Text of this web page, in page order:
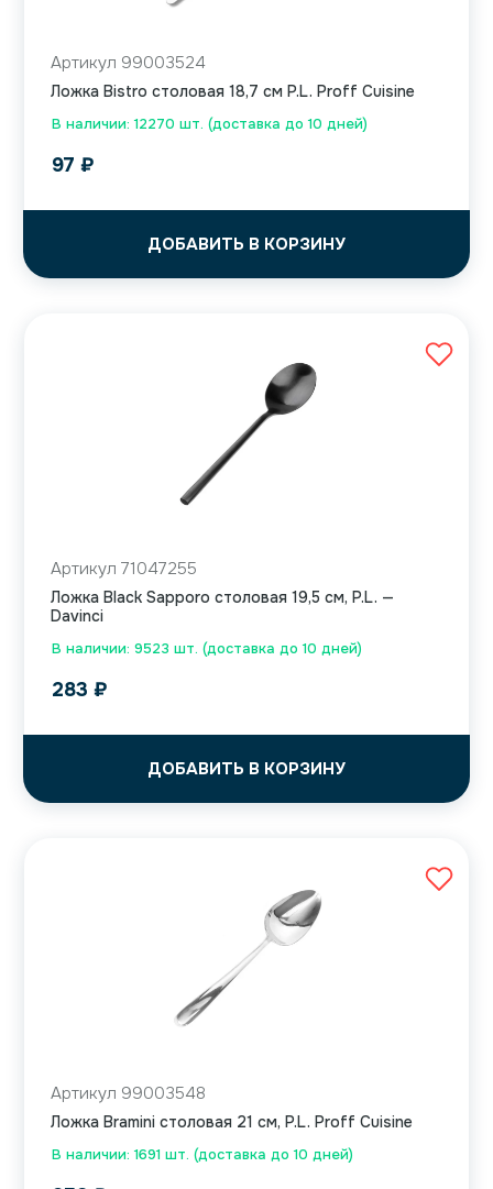
В наличии: 12270 шт. (доставка до 10 дней)
Артикул 99003524
Ложка Bistro столовая 18,7 см P.L. Proff Cuisine
97 ₽
ДОБАВИТЬ В КОРЗИНУ
В наличии: 9523 шт. (доставка до 10 дней)
Артикул 71047255
Ложка Black Sapporo столовая 19,5 см, P.L. —
Davinci
283 ₽
ДОБАВИТЬ В КОРЗИНУ
В наличии: 1691 шт. (доставка до 10 дней)
Артикул 99003548
Ложка Bramini столовая 21 см, P.L. Proff Cuisine